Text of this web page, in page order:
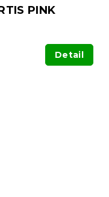
PINK
Detail